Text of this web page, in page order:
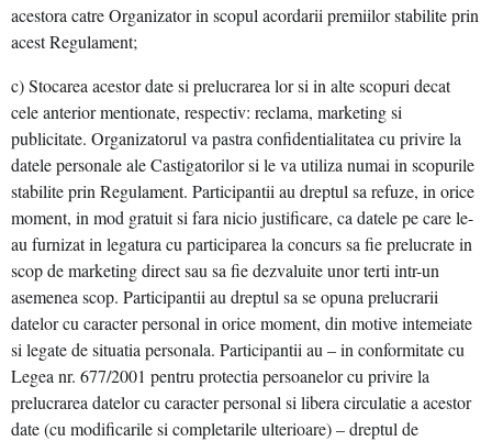
acestora catre Organizator in scopul acordarii premiilor stabilite prin
acest Regulament;
c) Stocarea acestor date si prelucrarea lor si in alte scopuri decat
cele anterior mentionate, respectiv: reclama, marketing si
publicitate. Organizatorul va pastra confidentialitatea cu privire la
datele personale ale Castigatorilor si le va utiliza numai in scopurile
stabilite prin Regulament. Participantii au dreptul sa refuze, in orice
moment, in mod gratuit si fara nicio justificare, ca datele pe care le-
au furnizat in legatura cu participarea la concurs sa fie prelucrate in
scop de marketing direct sau sa fie dezvaluite unor terti intr-un
asemenea scop. Participantii au dreptul sa se opuna prelucrarii
datelor cu caracter personal in orice moment, din motive intemeiate
si legate de situatia personala. Participantii au – in conformitate cu
Legea nr. 677/2001 pentru protectia persoanelor cu privire la
prelucrarea datelor cu caracter personal si libera circulatie a acestor
date (cu modificarile si completarile ulterioare) – dreptul de